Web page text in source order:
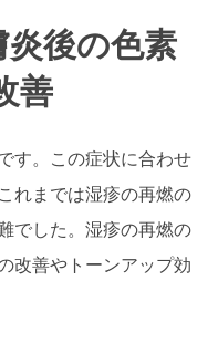
後の色素
善
す。この症状に合わせ
れまでは湿疹の再燃の
でした。湿疹の再燃の
改善やトーンアップ効